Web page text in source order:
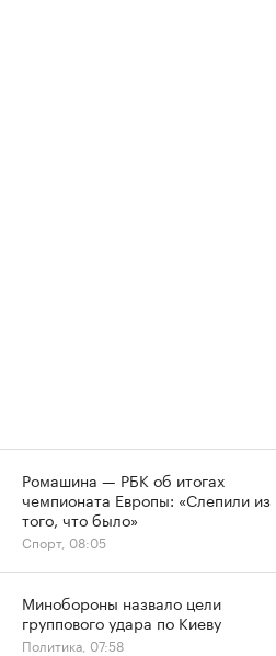
Ромашина — РБК об итогах
чемпионата Европы: «Слепили из
того, что было»
Спорт, 08:05
Минобороны назвало цели
группового удара по Киеву
Политика, 07:58